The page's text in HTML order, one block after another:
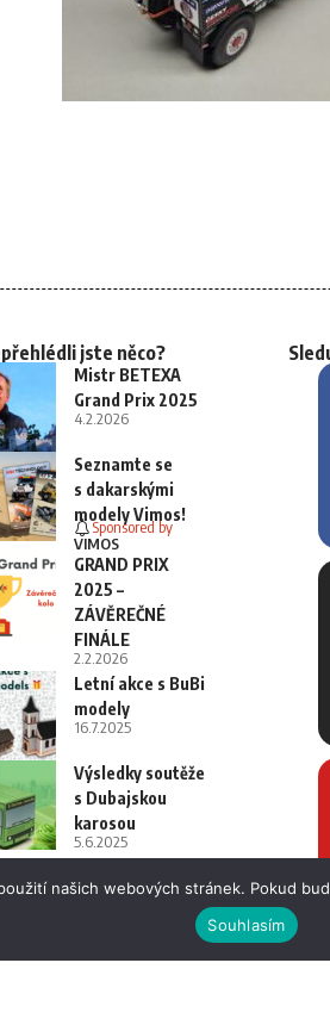
jste něco?
Mistr BETEXA
Grand Prix 2025
4.2.2026
Seznamte se
s dakarskými
modely Vimos!
Sponsored by
VIMOS
GRAND PRIX
2025 –
ZÁVĚREČNÉ
FINÁLE
2.2.2026
Letní akce s BuBi
modely
16.7.2025
Výsledky soutěže
s Dubajskou
karosou
5.6.2025
našich webových stránek. Pokud
Souhlasím